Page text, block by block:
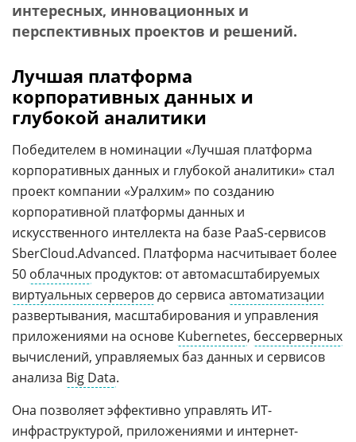
интересных, инновационных и
перспективных проектов и решений.
Лучшая платформа
корпоративных данных и
глубокой аналитики
Победителем в номинации «Лучшая платформа
корпоративных данных и глубокой аналитики» стал
проект компании «Уралхим» по созданию
корпоративной платформы данных и
искусственного интеллекта на базе PaaS-сервисов
SberCloud.Advanced. Платформа насчитывает более
50 облачных продуктов: от автомасштабируемых
виртуальных серверовдо сервиса автоматизации
развертывания, масштабирования и управления
приложениями на основе Kubernetes, бессерверных
вычислений, управляемых баз данных и сервисов
анализа Big Data.
Она позволяет эффективно управлять ИТ-
инфраструктурой, приложениями и интернет-